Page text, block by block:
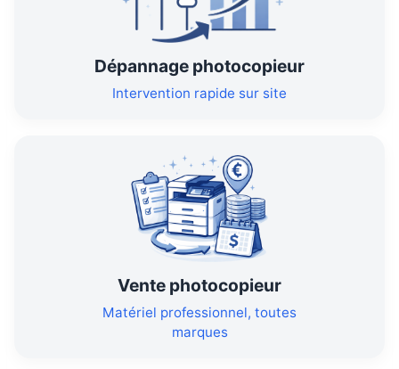
Dépannage photocopieur
Intervention rapide sur site
Vente photocopieur
Matériel professionnel, toutes
marques